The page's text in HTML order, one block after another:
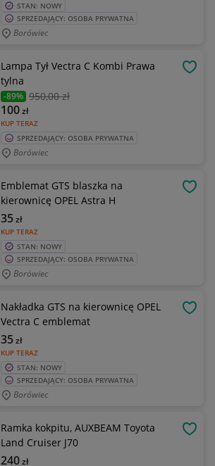
STAN: NOWY
SPRZEDAJĄCY: OSOBA PRYWATNA
Borówiec
Lampa Tył Vectra C Kombi Prawa
tylna
-89% 950,00 zł
KUP TERAZ
100zł
SPRZEDAJĄCY: OSOBA PRYWATNA
Borówiec
Emblemat GTS blaszka na
kierownicę OPEL Astra H
KUP TERAZ
35zł
STAN: NOWY
SPRZEDAJĄCY: OSOBA PRYWATNA
Borówiec
Nakładka GTS na kierownicę OPEL
Vectra C emblemat
KUP TERAZ
35zł
STAN: NOWY
SPRZEDAJĄCY: OSOBA PRYWATNA
Borówiec
Ramka kokpitu, AUXBEAM Toyota
Land Cruiser J70
240zł